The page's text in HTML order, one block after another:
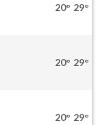
20° 29°
20° 29°
20° 29°